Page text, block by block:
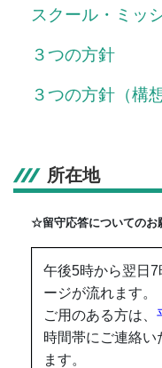
スクール・ミッ
３つの方針
３つの方針（構
所在地
☆留守応答についてのお
午後5時から翌日
ージが流れます。
ご用のある方は、
時間帯にご連絡い
ます。